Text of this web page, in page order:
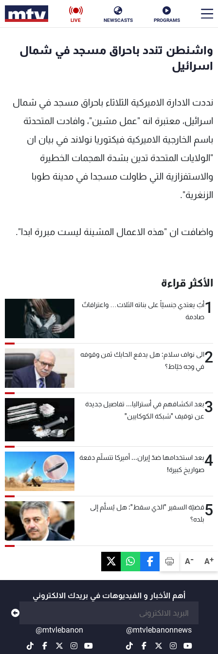
PROGRAMS
NEWSCASTS
LIVE
A+
A-
واشنطن تندد باحراق مسجد في شمال
اسرائيل
نددت الادارة الاميركية الثلاثاء باحراق مسجد في شمال
اسرائيل، معتبرة انه "عمل مشين"، وافادت المتحدثة
باسم الخارجية الاميركية فيكتوريا نولاند في بيان ان
"الولايات المتحدة تدين بشدة الهجمات الخطيرة
والاستفزازية التي طاولت مسجدا في مدينة طوبا
الزنغرية".
واضافت ان "هذه الاعمال المشينة ليست مبررة ابدا".
الأكثر قراءة
1أبٌ يعتدي جنسيّاً على بناته الثلاث… واعترافاتٌ
صادمة
2الى نواف سلام: هل يدفع الحايك ثمن وقوفه
في وجه خيّاط؟
3بعد انكشافهم في أستراليا... تفاصيل جديدة
عن توقيف "شبكة الكوكايين"
4بعد استخدامها ضدّ إيران... أميركا تتسلّم دفعة
صواريخ كبيرة!
5قضيّة السفير "الذي سقط": هل يُسلَّم إلى
بلده؟
أهم الأخبار و الفيديوهات في بريدك الالكتروني
@mtvlebanonnews
@mtvlebanon
الأخبار
منوعات رياضة
كأس العالم
البرامج
شاهد البرامج
الإنـتـاج
سياسة الخصوصية